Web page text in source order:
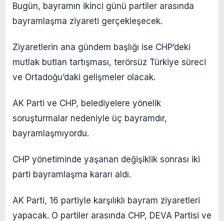
Bugün, bayramın ikinci günü partiler arasında
bayramlaşma ziyareti gerçekleşecek.
Ziyaretlerin ana gündem başlığı ise CHP’deki
mutlak butlan tartışması, terörsüz Türkiye süreci
ve Ortadoğu’daki gelişmeler olacak.
AK Parti ve CHP, belediyelere yönelik
soruşturmalar nedeniyle üç bayramdır,
bayramlaşmıyordu.
CHP yönetiminde yaşanan değişiklik sonrası iki
parti bayramlaşma kararı aldı.
AK Parti, 16 partiyle karşılıklı bayram ziyaretleri
yapacak. O partiler arasında CHP, DEVA Partisi ve